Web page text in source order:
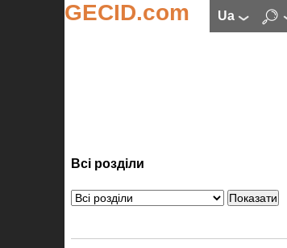
GECID.com ua
Всі розділи